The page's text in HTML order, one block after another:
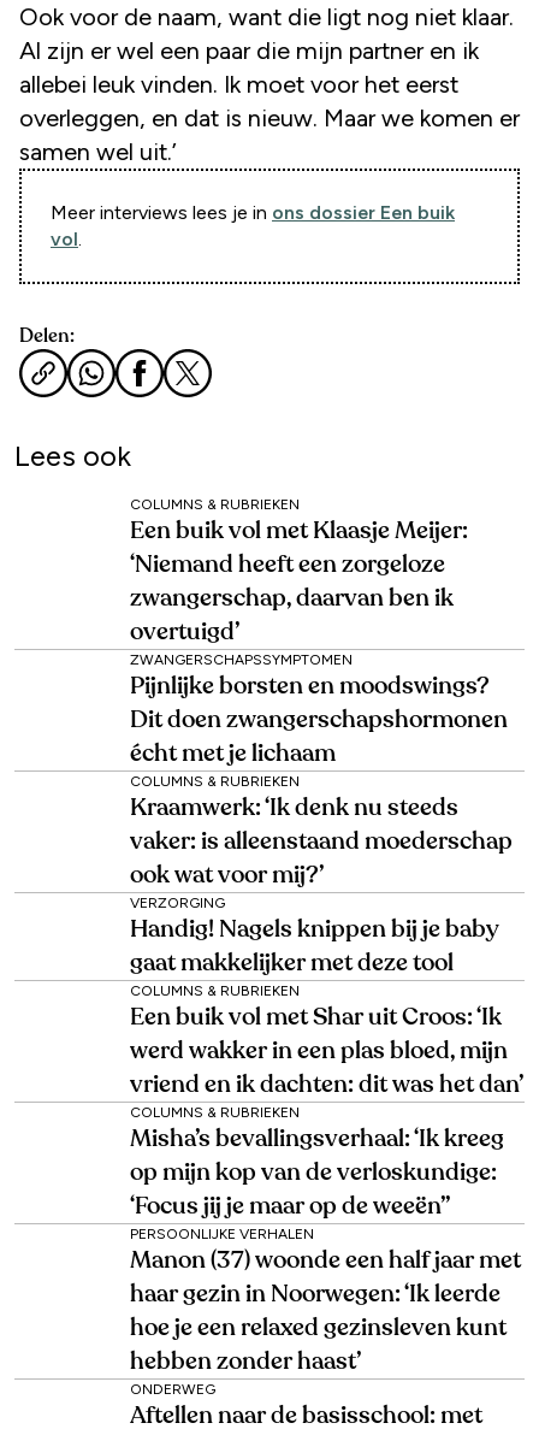
Ook voor de naam, want die ligt nog niet klaar.
Al zijn er wel een paar die mijn partner en ik
allebei leuk vinden. Ik moet voor het eerst
overleggen, en dat is nieuw. Maar we komen er
samen wel uit.’
Meer interviews lees je in ons dossier Een buik
vol
Delen:
Lees ook
COLUMNS & RUBRIEKEN
Een buik vol met Klaasje Meijer:
‘Niemand heeft een zorgeloze
zwangerschap, daarvan ben ik
overtuigd’
ZWANGERSCHAPSSYMPTOMEN
Pijnlijke borsten en moodswings?
Dit doen zwangerschapshormonen
écht met je lichaam
COLUMNS & RUBRIEKEN
Kraamwerk: ‘Ik denk nu steeds
vaker: is alleenstaand moederschap
ook wat voor mij?’
VERZORGING
Handig! Nagels knippen bij je baby
gaat makkelijker met deze tool
COLUMNS & RUBRIEKEN
Een buik vol met Shar uit Croos: ‘Ik
werd wakker in een plas bloed, mijn
vriend en ik dachten: dit was het dan’
COLUMNS & RUBRIEKEN
Misha’s bevallingsverhaal: ‘Ik kreeg
op mijn kop van de verloskundige:
‘Focus jij je maar op de weeën’’
PERSOONLIJKE VERHALEN
Manon (37) woonde een half jaar met
haar gezin in Noorwegen: ‘Ik leerde
hoe je een relaxed gezinsleven kunt
hebben zonder haast’
ONDERWEG
Aftellen naar de basisschool: met